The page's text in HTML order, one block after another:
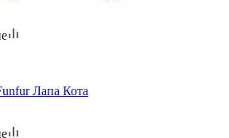
Лапа Кота